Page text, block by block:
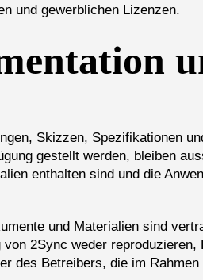
und gewerblichen Lizenzen.
Skizzen, Spezifikationen
gestellt werden, bleiben
enthalten sind und die
und Materialien sind
2Sync weder
des Betreibers, die im